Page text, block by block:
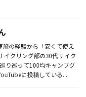
の経験から「安くて使え
イクリング部の30代サイク
に投稿している...